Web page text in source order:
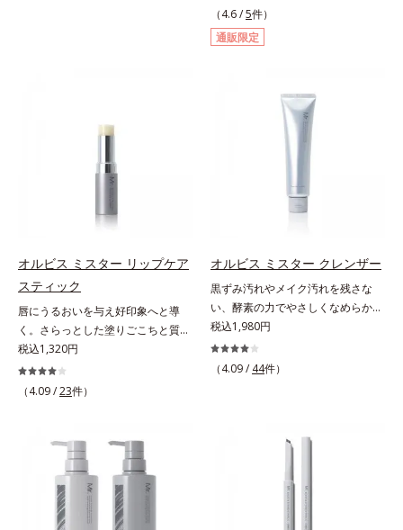
いて該当文献がないことを確認（ポ
像に対して、頬全体に輝度分布がな
だらかな光（ツヤ）があると、爽や
かさ印象が高く評価されたこと*3
scholarにより国内化粧品業界にお
いて該当文献がないことを確認（ポ
ーラ化成研究所調べ）
肌悩みに応え、“未来”を見据えて好
ローチする進化を遂げました。うる
アイテム同士をなじみやすくする
約し、よりシンプルなお手入れで、
ハリ・ツヤのある好印象な清潔透明
肌(*1)へ導きます。*1 うるおいによ
る透明感のある肌*2 男性の顔画像
を用いた印象評価において、基準画
像に対して、頬全体に輝度分布がな
だらかな光（ツヤ）があると、爽や
データベースPubMed及びGoogle
scholarにより国内化粧品業界にお
いて該当文献がないことを確認（ポ
ーラ化成研究所調べ）
見から、男性の肌色の特長をとら
え、男性の肌だからこそなじむよう
に設計した、自然な仕上がりとカバ
め、コンシーラー、化粧下地、ファ
ンデーション、フェイスパウダーの
6つの役割を担うことができます。2
みずみずしくさらりとのび広がり、
スキンケア後のようななめらかな仕
印象の男性に幅広く使っていただけ
る色設計を採用しており、明るめ～
標準的な肌印象の方用の01は、普段
スキンケアをしっかり行っている美
容本格派の男性にもおススメです。
一方で、やや暗め～暗めの肌印象の
方用の02は、昔に比べて顔色がさえ
成分【ご使用方法】・スキンケアの
り、顔全体に少量ずつムラなくのば
します。・オルビス ミスター ベー
スカラー コントローラー ハイカバ
（4.6 /5件）
通販限定
オルビス ミスター リップケア
スティック
唇にうるおいを与え好印象へと導
く。さらっとした塗りごこちと質感
で自然で好印象な口元に。さらっと
した軽やかな塗りごこちでありなが
らも、唇にうるおいを与える「モイ
リームはべたつくから苦手」という
リップクリームに苦手意識を感じる
方でも使用しやすい設計に。ツヤを
抑えた質感で、自然で好印象な口元
へと導きます。3種の植物性保湿成
税込1,320円
（4.09 /23件）
オルビス ミスター クレンザー
黒ずみ汚れやメイク汚れを残さな
い、酵素の力でやさしくなめらかに
洗い上げるW洗顔不要のスペシャル
クレンザー。過剰な皮脂とその皮脂
汚れが詰まって発生する黒ずみ汚れ
組み合わせた複合洗浄成分「リンゴ
汚れを繰り返しません。さらに、
「CISブースター(*2)」配合で、あな
た本来の清潔透明肌へと導きます。
税込1,980円
（4.09 / 44件）